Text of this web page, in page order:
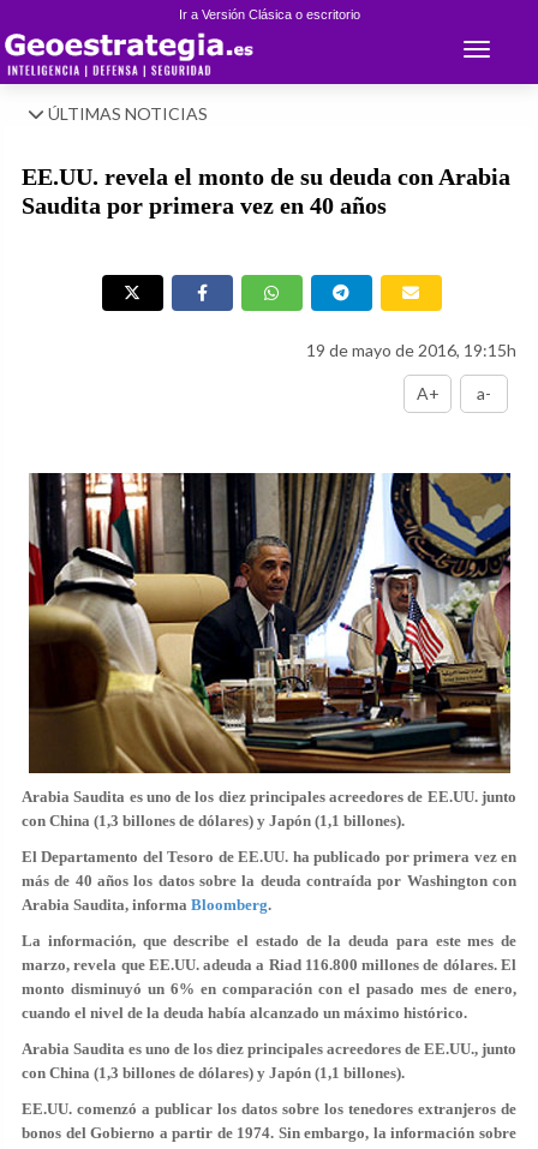
Ir a Versión Clásica o escritorio
Toggle
ÚLTIMAS NOTICIAS
EE.UU. revela el monto de su deuda con Arabia
Saudita por primera vez en 40 años
19 de mayo de 2016, 19:15h
A+ a-
Arabia Saudita es uno de los diez principales acreedores de EE.UU. junto
con China (1,3 billones de dólares) y Japón (1,1 billones).
El Departamento del Tesoro de EE.UU. ha publicado por primera vez en
más de 40 años los datos sobre la deuda contraída por Washington con
Arabia Saudita, informa Bloomberg.
La información, que describe el estado de la deuda para este mes de
marzo, revela que EE.UU. adeuda a Riad 116.800 millones de dólares. El
monto disminuyó un 6% en comparación con el pasado mes de enero,
cuando el nivel de la deuda había alcanzado un máximo histórico.
Arabia Saudita es uno de los diez principales acreedores de EE.UU., junto
con China (1,3 billones de dólares) y Japón (1,1 billones).
EE.UU. comenzó a publicar los datos sobre los tenedores extranjeros de
bonos del Gobierno a partir de 1974. Sin embargo, la información sobre